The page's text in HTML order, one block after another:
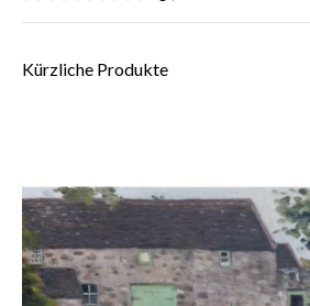
Kürzliche Produkte